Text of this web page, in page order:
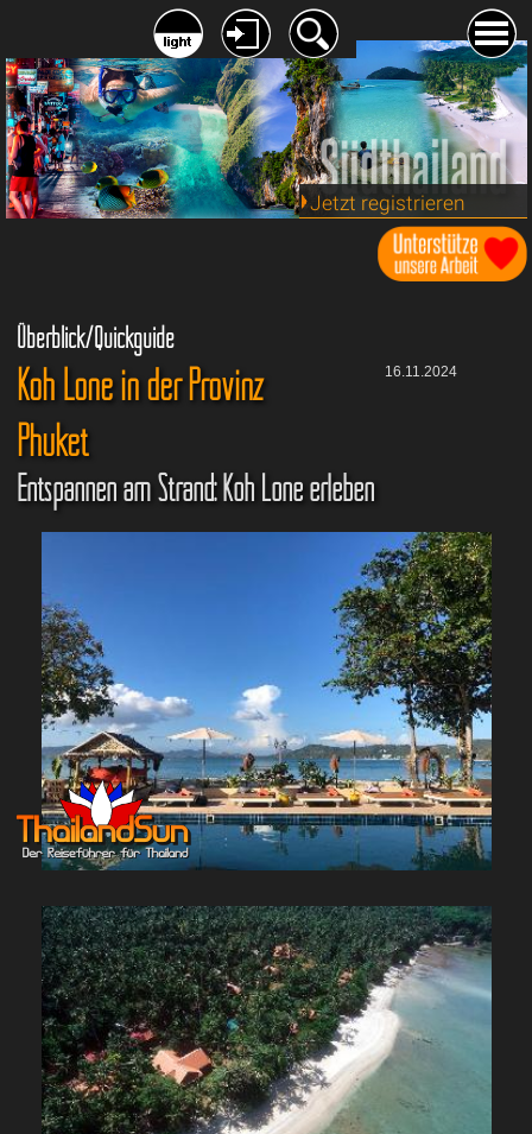
Jetzt registrieren
Überblick/Quickguide
16.11.2024
Koh Lone in der Provinz
Phuket
Entspannen am Strand: Koh Lone erleben